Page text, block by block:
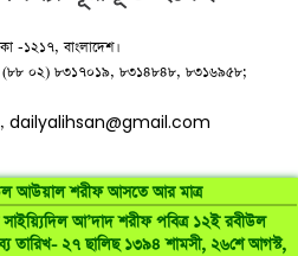
আউয়াল শরীফ আসতে আর মাত্র
সাইয়্যিদিল আ’দাদ শরীফ পবিত্র ১২ই রবীউল
তারিখ- ২৭ ছালিছ ১৩৯৪ শামসী, ২৬শে আগস্ট,
-১২১৭, বাংলাদেশ।
০২) ৮৩১৭০১৯, ৮৩১৪৮৪৮, ৮৩১৬৯৫৮;
,dailyalihsan@gmail.com
Rights Reserved | Developed by: